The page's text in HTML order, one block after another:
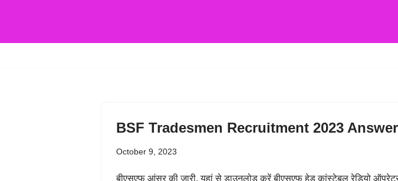
BSF Tradesmen Recruitment 2023
October 9, 2023
बीएसएफ आंसर की जारी, यहां से डाउनलोड करें बीएसएफ हेड कांस्टेबल रेडियो